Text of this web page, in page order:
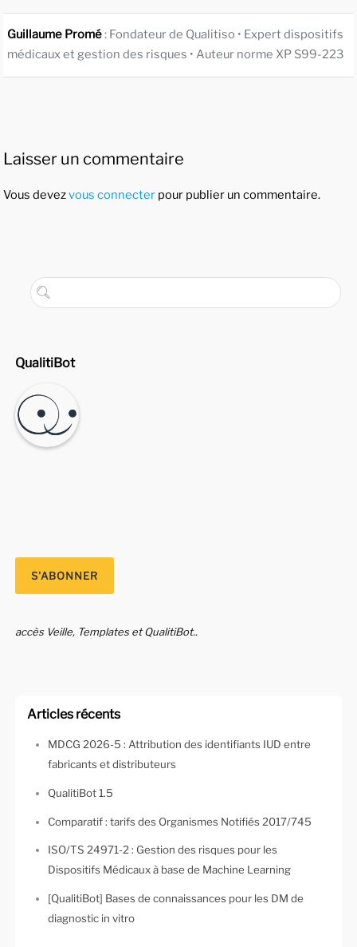
Guillaume Promé: Fondateur de Qualitiso • Expert dispositifs
médicaux et gestion des risques • Auteur norme XP S99-223
Laisser un commentaire
Vous devezvous connecter pour publier un commentaire.
QualitiBot
accès Veille, Templates et QualitiBot..
Articles récents
MDCG 2026-5 : Attribution des identifiants IUD entre
fabricants et distributeurs
QualitiBot 1.5
Comparatif : tarifs des Organismes Notifiés 2017/745
ISO/TS 24971-2 : Gestion des risques pour les
Dispositifs Médicaux à base de Machine Learning
[QualitiBot] Bases de connaissances pour les DM de
diagnostic in vitro